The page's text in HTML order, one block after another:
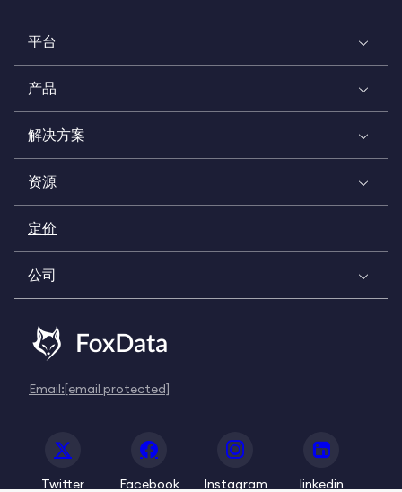
平台
产品
解决方案
资源
定价
公司
Email:[email protected]
Twitter Facebook Instagram linkedin